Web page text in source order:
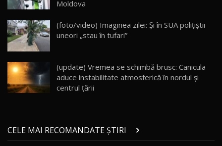
30:08
AutoBlog.MD
23:36
20
Noul ZEEKR 7X / Test Drive AutoBlog.MD
29:08
21
Micul BYD Dolphin Surf / Test Drive
AutoBlog.MD
16:59
Moldova
(foto/video) Imaginea zilei: Și în SUA polițiștii
uneori „stau în tufari”
(update) Vremea se schimbă brusc: Canicula
aduce instabilitate atmosferică în nordul și
centrul țării
CELE MAI RECOMANDATE ȘTIRI